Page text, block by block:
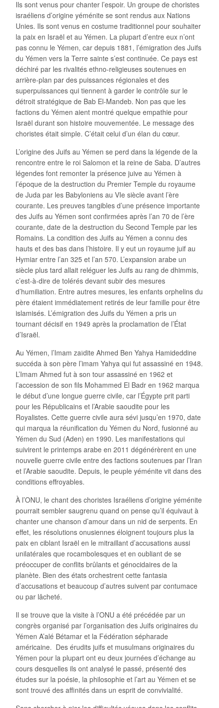
Ils sont venus pour chanter l’espoir. Un groupe de choristes
israéliens d’origine yéménite se sont rendus aux Nations
Unies. Ils sont venus en costume traditionnel pour souhaiter
la paix en Israël et au Yémen. La plupart d’entre eux n’ont
pas connu le Yémen, car depuis 1881, l’émigration des Juifs
du Yémen vers la Terre sainte s’est continuée. Ce pays est
déchiré par les rivalités ethno-religieuses soutenues en
arrière-plan par des puissances régionales et des
superpuissances qui tiennent à garder le contrôle sur le
détroit stratégique de Bab El-Mandeb. Non pas que les
factions du Yémen aient montré quelque empathie pour
Israël durant son histoire mouvementée. Le message des
choristes était simple. C’était celui d’un élan du cœur.
L’origine des Juifs au Yémen se perd dans la légende de la
rencontre entre le roi Salomon et la reine de Saba. D’autres
légendes font remonter la présence juive au Yémen à
l’époque de la destruction du Premier Temple du royaume
de Juda par les Babyloniens au VIe siècle avant l’ère
courante. Les preuves tangibles d’une présence importante
des Juifs au Yémen sont confirmées après l’an 70 de l’ère
courante, date de la destruction du Second Temple par les
Romains. La condition des Juifs au Yémen a connu des
hauts et des bas dans l’histoire. Il y eut un royaume juif au
Hymiar entre l’an 325 et l’an 570. L’expansion arabe un
siècle plus tard allait reléguer les Juifs au rang de dhimmis,
c’est-à-dire de tolérés devant subir des mesures
d’humiliation. Entre autres mesures, les enfants orphelins du
père étaient immédiatement retirés de leur famille pour être
islamisés. L’émigration des Juifs du Yémen a pris un
tournant décisif en 1949 après la proclamation de l’État
d’Israël.
Au Yémen, l’Imam zaїdite Ahmed Ben Yahya Hamideddine
succéda à son père l’imam Yahya qui fut assassiné en 1948.
L’Imam Ahmed fut à son tour assassiné en 1962 et
l’accession de son fils Mohammed El Badr en 1962 marqua
le début d’une longue guerre civile, car l’Égypte prit parti
pour les Républicains et l’Arabie saoudite pour les
Royalistes. Cette guerre civile aura sévi jusqu’en 1970, date
qui marqua la réunification du Yémen du Nord, fusionné au
Yémen du Sud (Aden) en 1990. Les manifestations qui
suivirent le printemps arabe en 2011 dégénérèrent en une
nouvelle guerre civile entre des factions soutenues par l’Iran
et l’Arabie saoudite. Depuis, le peuple yéménite vit dans des
conditions effroyables.
À l’ONU, le chant des choristes Israéliens d’origine yéménite
pourrait sembler saugrenu quand on pense qu’il équivaut à
chanter une chanson d’amour dans un nid de serpents. En
effet, les résolutions onusiennes éloignent toujours plus la
paix en ciblant Israël en le mitraillant d’accusations aussi
unilatérales que rocambolesques et en oubliant de se
préoccuper de conflits brûlants et génocidaires de la
planète. Bien des états orchestrent cette fantasia
d’accusations et beaucoup d’autres suivent par contumace
ou par lâcheté.
Il se trouve que la visite à l’ONU a été précédée par un
congrès organisé par l’organisation des Juifs originaires du
Yémen A’alé Bétamar et la Fédération sépharade
américaine. Des érudits juifs et musulmans originaires du
Yémen pour la plupart ont eu deux journées d’échange au
cours desquelles ils ont analysé le passé, présenté des
études sur la poésie, la philosophie et l’art au Yémen et se
sont trouvé des affinités dans un esprit de convivialité.